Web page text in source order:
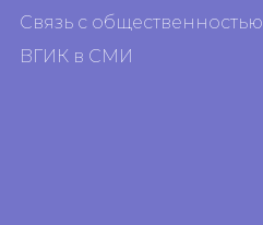
Связь с общественностью
ВГИК в СМИ